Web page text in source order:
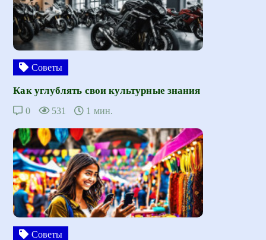
Советы
Как углублять свои культурные знания
0 531 1 мин.
Советы